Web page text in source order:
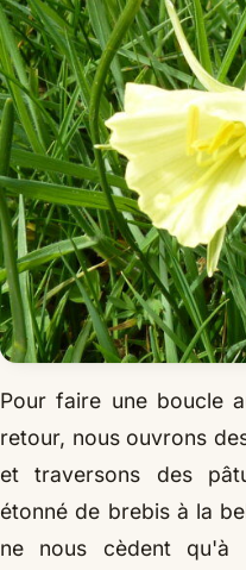
Pour faire une boucle
retour, nous ouvrons
et traversons des
étonné de brebis à la
ne nous cèdent qu'à